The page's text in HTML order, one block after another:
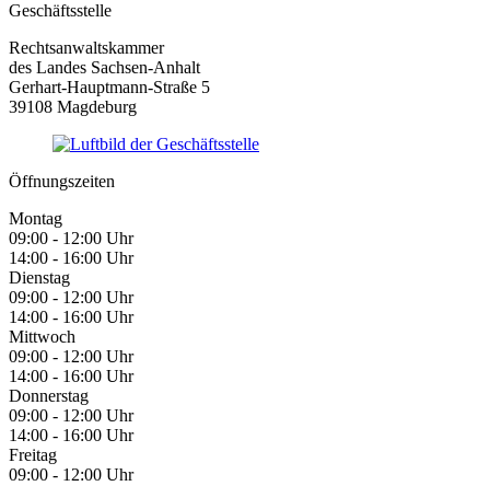
Geschäftsstelle
Rechtsanwaltskammer
des Landes Sachsen-Anhalt
Gerhart-Hauptmann-Straße 5
39108 Magdeburg
Öffnungszeiten
Montag
09:00 - 12:00 Uhr
14:00 - 16:00 Uhr
Dienstag
09:00 - 12:00 Uhr
14:00 - 16:00 Uhr
Mittwoch
09:00 - 12:00 Uhr
14:00 - 16:00 Uhr
Donnerstag
09:00 - 12:00 Uhr
14:00 - 16:00 Uhr
Freitag
09:00 - 12:00 Uhr